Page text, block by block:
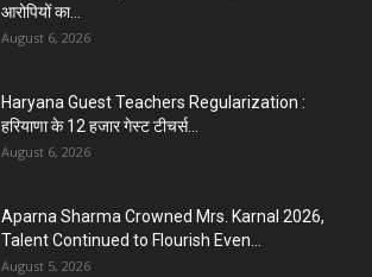
आरोपियों का...
August 6, 2026
Haryana Guest Teachers Regularization :
हरियाणा के 12 हजार गेस्ट टीचर्स...
August 6, 2026
Aparna Sharma Crowned Mrs. Karnal 2026,
Talent Continued to Flourish Even...
August 5, 2026